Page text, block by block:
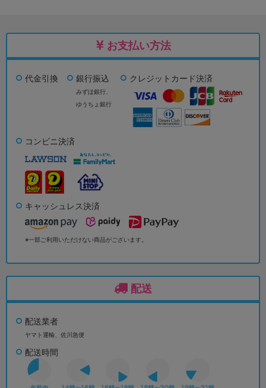
お支払い方法
代金引換 銀行振込
みずほ銀行、
ゆうちょ銀行
クレジットカード決済
コンビニ決済
キャッシュレス決済
※一部ご利用いただけない商品がございます。
配送
配送業者
ヤマト運輸、佐川急便
配送時間